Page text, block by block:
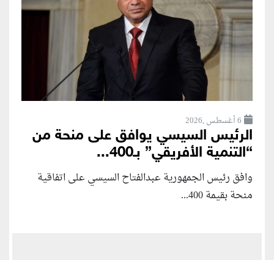
6 أغسطس ,2026
الرئيس السيسي يوافق على منحة من
“التنمية الأفريقي” بـ400...
وافق رئيس الجمهورية عبدالفتاح السيسي على اتفاقية
منحة بقيمة 400...